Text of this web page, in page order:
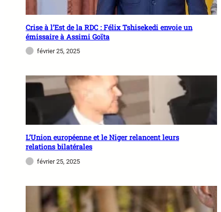
Crise à l’Est de la RDC : Félix Tshisekedi envoie un
émissaire à Assimi Goïta
février 25, 2025
L’Union européenne et le Niger relancent leurs
relations bilatérales
février 25, 2025